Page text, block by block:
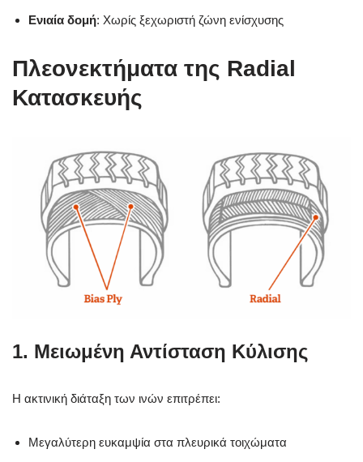
Ενιαία δομή: Χωρίς ξεχωριστή ζώνη ενίσχυσης
Πλεονεκτήματα της Radial
Κατασκευής
1. Μειωμένη Αντίσταση Κύλισης
Η ακτινική διάταξη των ινών επιτρέπει:
Μεγαλύτερη ευκαμψία στα πλευρικά τοιχώματα